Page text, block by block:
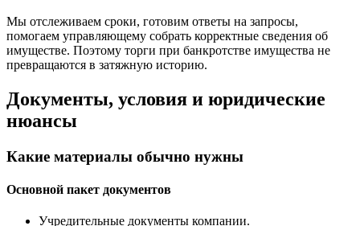
Мы отслеживаем сроки, готовим ответы на запросы,
помогаем управляющему собрать корректные сведения об
имуществе. Поэтому торги при банкротстве имущества не
превращаются в затяжную историю.
Документы, условия и юридические
нюансы
Какие материалы обычно нужны
Основной пакет документов
Учредительные документы компании.